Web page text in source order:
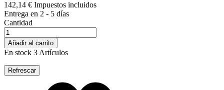
142,14 € Impuestos incluidos
Entrega en 2 - 5 días
Cantidad
Añadir al carrito
En stock 3 Artículos